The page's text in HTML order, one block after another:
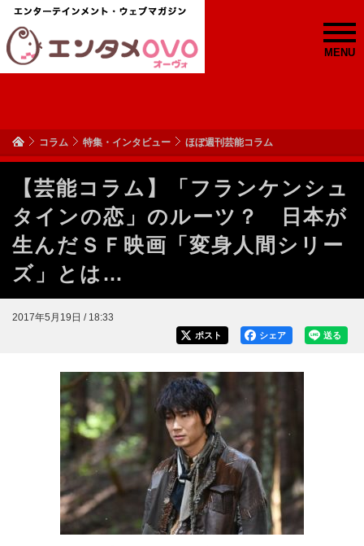
MENU
コラム 特集・インタビュー ほぼ週刊芸能コラム
【芸能コラム】「フランケンシュ
タインの恋」のルーツ？ 日本が
生んだＳＦ映画「変身人間シリー
ズ」とは…
2017年5月19日 / 18:33
送る
シェア
ポスト